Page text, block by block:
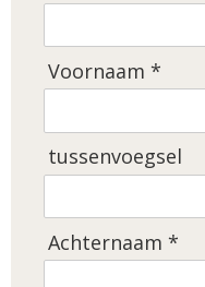
Voornaam *
tussenvoegsel
Achternaam *